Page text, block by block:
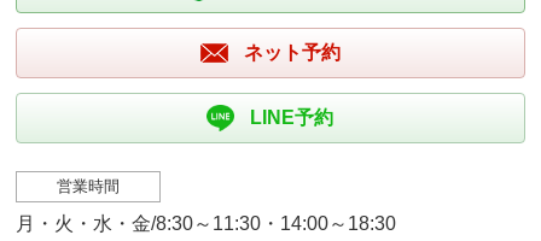
ネット予約
LINE予約
営業時間
月・火・水・金/8:30～11:30・14:00～18:30